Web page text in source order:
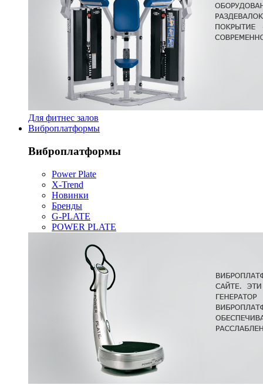
Для фитнес залов
Виброплатформы
Виброплатформы
Power Plate
X-Trend
Новинки
Бренды
G-PLATE
POWER PLATE